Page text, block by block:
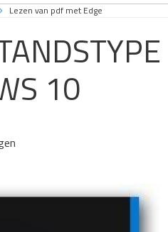
Lezen van pdf met Edge
10